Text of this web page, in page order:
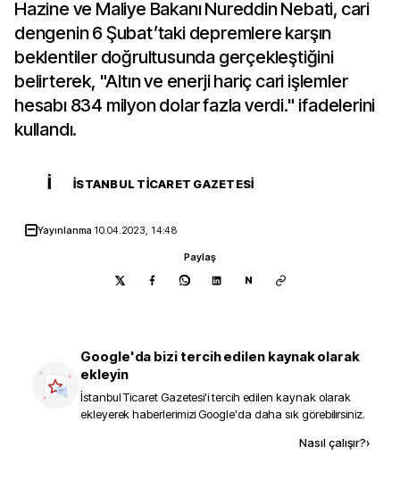
Hazine ve Maliye Bakanı Nureddin Nebati, cari
dengenin 6 Şubat’taki depremlere karşın
beklentiler doğrultusunda gerçekleştiğini
belirterek, "Altın ve enerji hariç cari işlemler
hesabı 834 milyon dolar fazla verdi." ifadelerini
kullandı.
İ İSTANBUL TICARET GAZETESI
Yayınlanma 10.04.2023, 14:48
Paylaş
N
Google'da bizi tercih edilen kaynak olarak
ekleyin
İstanbul Ticaret Gazetesi'i tercih edilen kaynak olarak
ekleyerek haberlerimizi Google'da daha sık görebilirsiniz.
Nasıl çalışır?›